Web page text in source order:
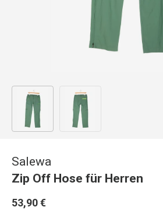
Bild 1 in Galerieansicht laden
Salewa
Zip Off Hose für Herren
53,90 €